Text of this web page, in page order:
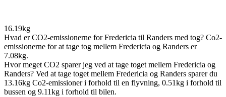
16.19kg
Hvad er CO2-emissionerne for Fredericia til Randers med tog? Co2-
emissionerne for at tage tog mellem Fredericia og Randers er
7.08kg.
Hvor meget CO2 sparer jeg ved at tage toget mellem Fredericia og
Randers? Ved at tage toget mellem Fredericia og Randers sparer du
13.16kg Co2-emissioner i forhold til en flyvning, 0.51kg i forhold til
bussen og 9.11kg i forhold til bilen.